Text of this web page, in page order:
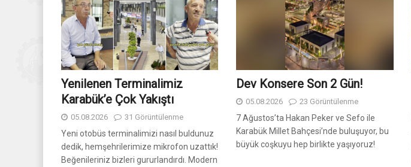
Yenilenen Terminalimiz
Karabük’e Çok Yakıştı
05.08.2026 31 Görüntülenme
Yeni otobüs terminalimizi nasıl buldunuz
dedik, hemşehrilerimize mikrofon uzattık!
Beğenileriniz bizleri gururlandırdı. Modern
Dev Konsere Son 2️ Gün!
05.08.2026 23 Görüntülenme
7 Ağustos’ta Hakan Peker ve Sefo ile
Karabük Millet Bahçesi’nde buluşuyor, bu
büyük coşkuyu hep birlikte yaşıyoruz!